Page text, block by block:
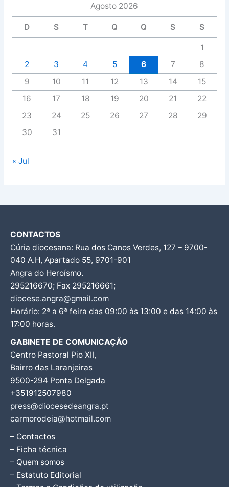
Agosto 2026
D S T Q Q S S
1
2
3 4 5 6 7
8
9
10 11 12 13 14
15
16
17 18 19 20 21
22
23
24 25 26 27 28
29
30
31
« Jul
CONTACTOS
Cúria diocesana: Rua dos Canos Verdes, 127 – 9700-
040 A.H, Apartado 55, 9701-901
Angra do Heroísmo.
295216670; Fax 295216661;
diocese.angra@gmail.com
Horário: 2ª a 6ª feira das 09:00 às 13:00 e das 14:00 às
17:00 horas.
GABINETE DE COMUNICAÇÃO
Centro Pastoral Pio XII,
Bairro das Laranjeiras
9500-294 Ponta Delgada
+351912507980
press@diocesedeangra.pt
carmorodeia@hotmail.com
– Contactos
– Ficha técnica
– Quem somos
– Estatuto Editorial